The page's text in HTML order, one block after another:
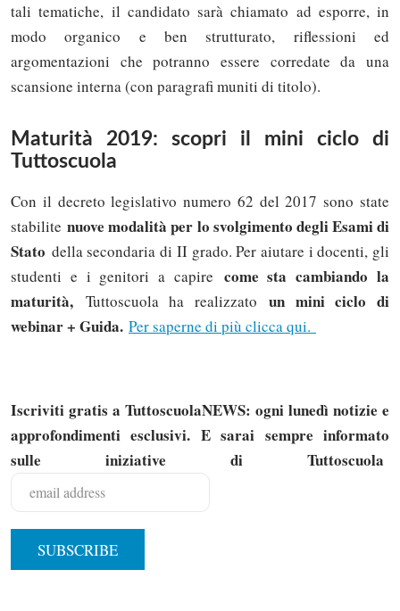
tali tematiche, il candidato sarà chiamato ad esporre, in
modo organico e ben strutturato, riflessioni ed
argomentazioni che potranno essere corredate da una
scansione interna (con paragrafi muniti di titolo).
Maturità 2019: scopri il mini ciclo di
Tuttoscuola
Con il decreto legislativo numero 62 del 2017 sono state
stabilitenuove modalità per lo svolgimento degli Esami di
Stato della secondaria di II grado. Per aiutare i docenti, gli
studenti e i genitori a capire come sta cambiando la
maturità, Tuttoscuola ha realizzato un mini ciclo di
webinar + Guida. Per saperne di più clicca qui.
Iscriviti gratis a TuttoscuolaNEWS: ogni lunedì notizie e
approfondimenti esclusivi. E sarai sempre informato
sulle iniziative di Tuttoscuola
Solo gli utenti registrati possono